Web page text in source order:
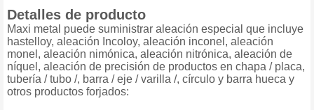
Detalles de producto
Maxi metal puede suministrar aleación especial que incluye
hastelloy, aleación Incoloy, aleación inconel, aleación
monel, aleación nimónica, aleación nitrónica, aleación de
níquel, aleación de precisión de productos en chapa / placa,
tubería / tubo /, barra / eje / varilla /, círculo y barra hueca y
otros productos forjados: